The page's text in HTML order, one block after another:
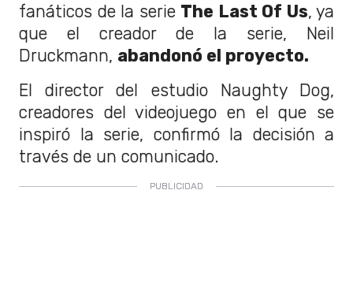
fanáticos de la serie The Last Of Us, ya
que el creador de la serie, Neil
Druckmann, abandonó el proyecto.
El director del estudio Naughty Dog,
creadores del videojuego en el que se
inspiró la serie, confirmó la decisión a
través de un comunicado.